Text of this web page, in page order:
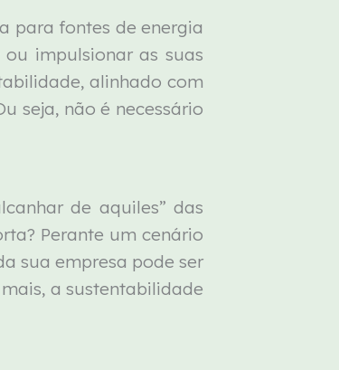
para fontes de energia
impulsionar as suas
alinhado com
seja, não é necessário
de aquiles” das
Perante um cenário
sua empresa pode ser
a sustentabilidade